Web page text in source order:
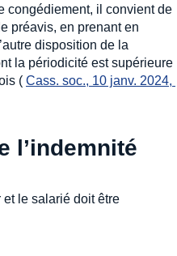
congédiement, il convient de
préavis, en prenant en
disposition de la
la périodicité est supérieure
( Cass. soc., 10 janv. 2024,
l’indemnité
et le salarié doit être